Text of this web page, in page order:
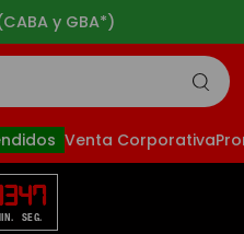
y GBA*)
Venta Corporativa
46
SEG.